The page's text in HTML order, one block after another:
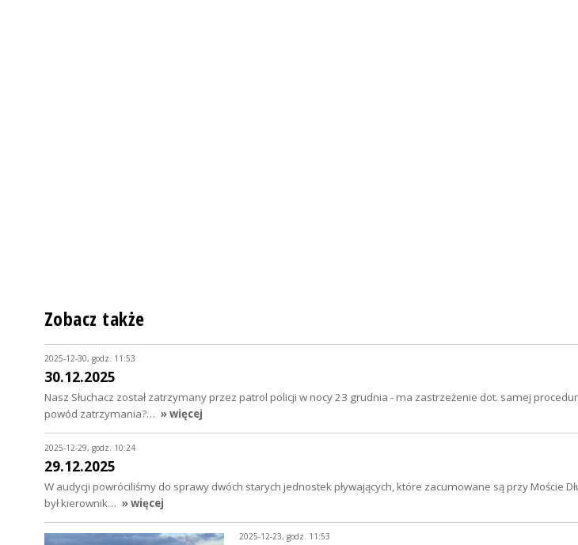
Zobacz także
2025-12-30, godz. 11:53
30.12.2025
Nasz Słuchacz został zatrzymany przez patrol policji w nocy 23 grudnia - ma zastrzeżenie dot. samej
powód zatrzymania?… » więcej
2025-12-29, godz. 10:24
29.12.2025
W audycji powróciliśmy do sprawy dwóch starych jednostek pływających, które zacumowane są przy Moście
był kierownik… » więcej
2025-12-23, godz. 11:53